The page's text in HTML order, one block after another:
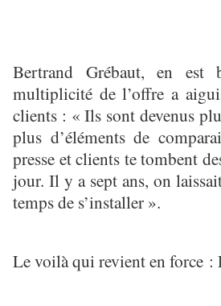
Bertrand Grébaut, en est
multiplicité de l’offre a
clients : « Ils sont devenus
plus d’éléments de
presse et clients te tombent
jour. Il y a sept ans, on
temps de s’installer ».
Le voilà qui revient en force